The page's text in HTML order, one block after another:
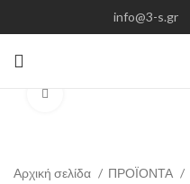
info@3-s.gr
Αρχική σελίδα ΠΡΟΪΟΝΤΑ